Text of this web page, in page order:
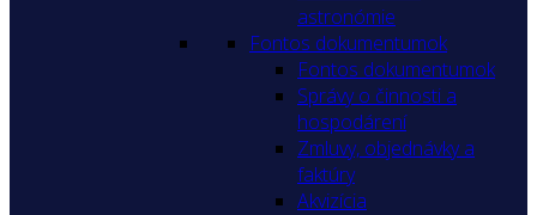
astronómie
Fontos dokumentumok
Fontos dokumentumok
Správy o činnosti a
hospodárení
Zmluvy, objednávky a
faktúry
Akvizícia